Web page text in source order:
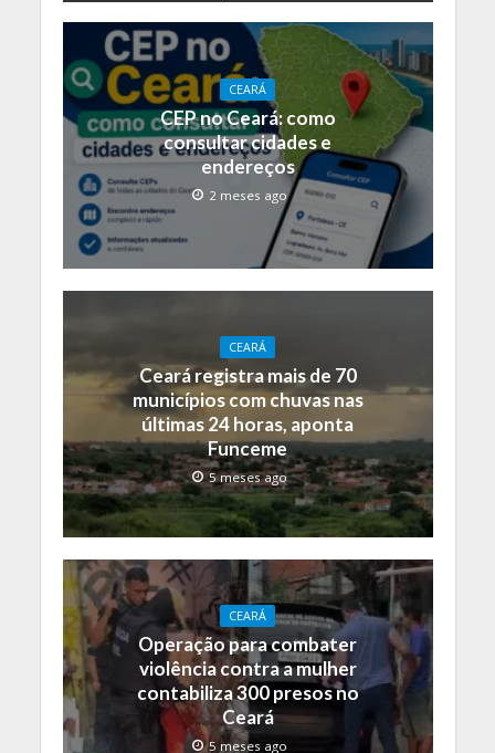
CEARÁ
CEP no Ceará: como
consultar cidades e
endereços
2 meses ago
CEARÁ
Ceará registra mais de 70
municípios com chuvas nas
últimas 24 horas, aponta
Funceme
5 meses ago
CEARÁ
Operação para combater
violência contra a mulher
contabiliza 300 presos no
Ceará
5 meses ago